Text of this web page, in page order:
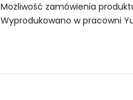
Możliwość zamówienia
Wyprodukowano w pracowni